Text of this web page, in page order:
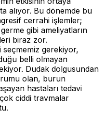
alıyor. Bu dönemde bu
cerrahi işlemler;
gibi ameliyatların
biraz zor.
seçmemiz gerekiyor,
belli olmayan
Dudak dolgusundan
olan, burun
hastaları tedavi
ciddi travmalar